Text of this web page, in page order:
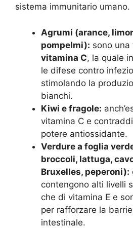
sistema immunitario umano.
Agrumi (arance,
pompelmi): sono
vitamina C, la quale
le difese contro
stimolando la
bianchi.
Kiwi e fragole:
vitamina C e
potere antiossidante.
Verdure a foglia
broccoli, lattuga,
Bruxelles, peperoni):
contengono alti livelli
che di vitamina E e
per rafforzare la
intestinale.